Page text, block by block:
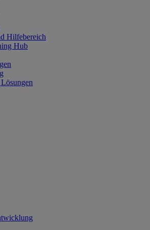
Hilfebereich
Hub